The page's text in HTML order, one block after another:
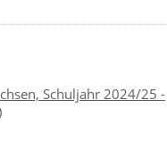
Schuljahr 2024/25 -